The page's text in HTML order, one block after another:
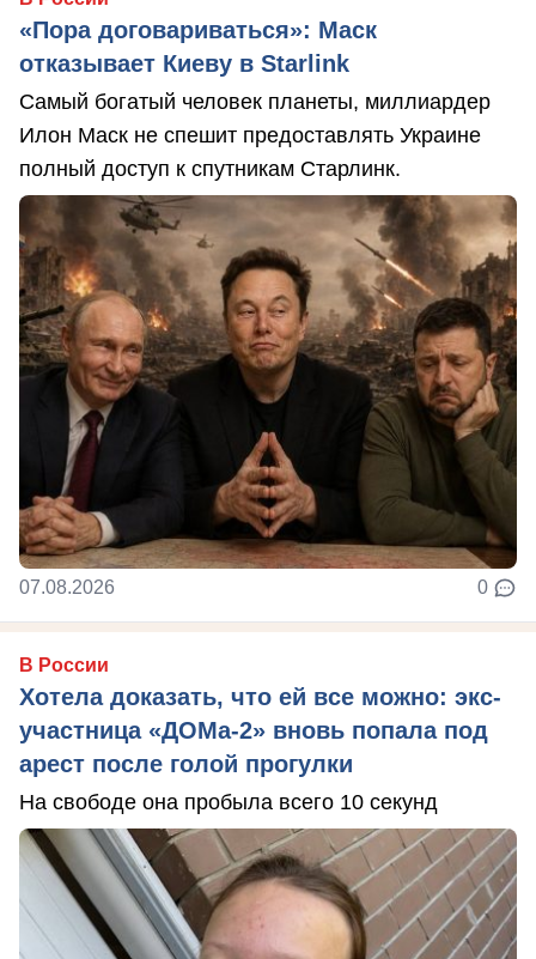
«Пора договариваться»: Маск
отказывает Киеву в Starlink
Самый богатый человек планеты, миллиардер
Илон Маск не спешит предоставлять Украине
полный доступ к спутникам Старлинк.
07.08.2026 0
В России
Хотела доказать, что ей все можно: экс-
участница «ДОМа-2» вновь попала под
арест после голой прогулки
На свободе она пробыла всего 10 секунд